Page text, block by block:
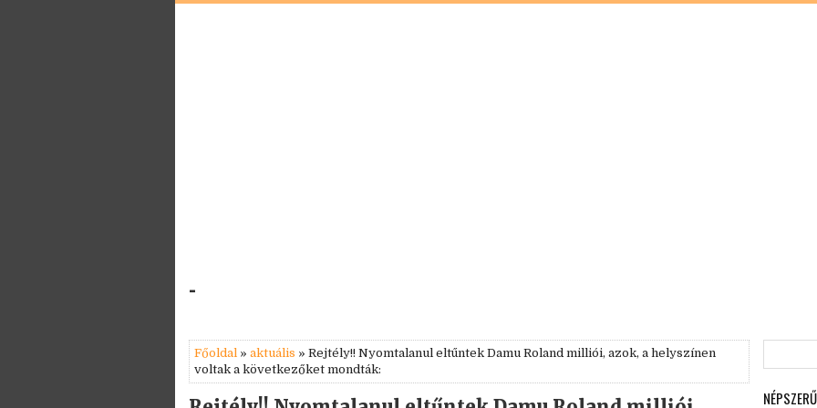
-
Főoldal » aktuális » Rejtély!! Nyomtalanul eltűntek Damu Roland milliói, azok, a helyszínen
voltak a következőket mondták: